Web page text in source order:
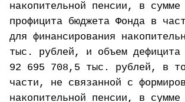
накопительной пенсии, в
профицита бюджета Фонда в
для финансирования
тыс. рублей, и объем
92 695 708,5 тыс. рублей, в
части, не связанной с
накопительной пенсии, в